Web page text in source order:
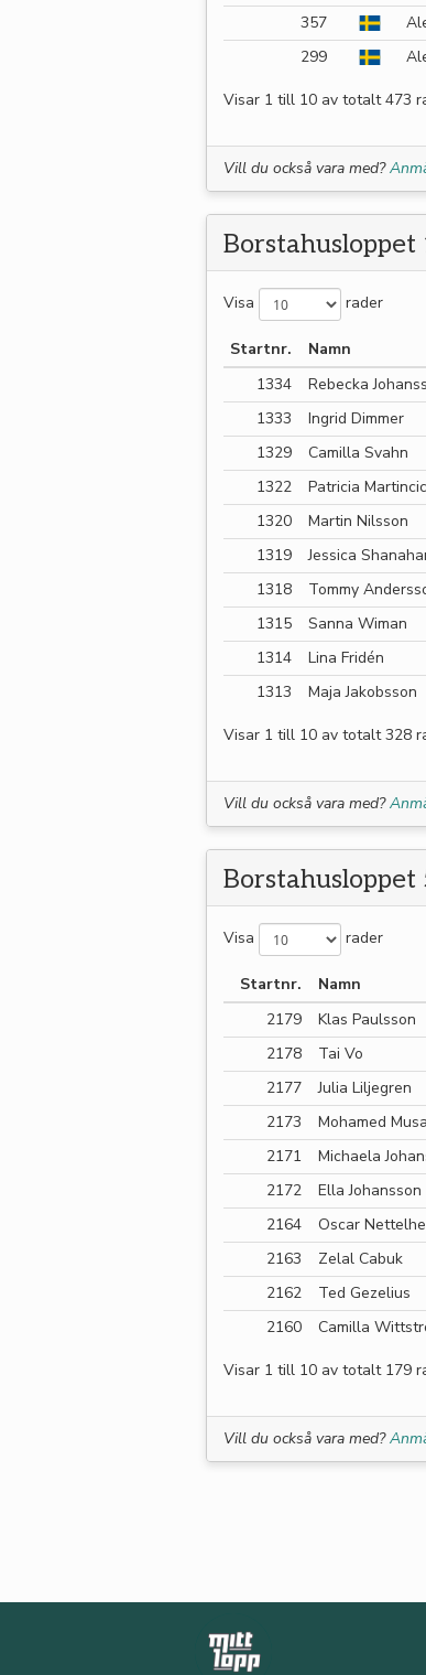
357
299
Visar 1 till 10 av totalt 473
Vill du också vara med?
Borstahusloppet
Visa rader
Startnr. Namn
1334
Rebecka
1333
Ingrid Dimmer
1329
Camilla Svahn
1322
Patricia Martincic
1320
Martin Nilsson
1319
Jessica
1318
Tommy
1315
Sanna Wiman
1314
Lina Fridén
1313
Maja Jakobsson
Visar 1 till 10 av totalt 328
Vill du också vara med?
Borstahusloppet
Visa rader
Startnr. Namn
2179
Klas Paulsson
2178
Tai Vo
2177
Julia Liljegren
2173
Mohamed Musa
2171
Michaela
2172
Ella Johansson
2164
Oscar
2163
Zelal Cabuk
2162
Ted Gezelius
2160
Camilla
Visar 1 till 10 av totalt 179
Vill du också vara med?